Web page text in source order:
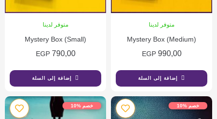
متوفر لدينا
Mystery Box (Medium)
990,00
EGP
إضافة إلى السلة
متوفر لدينا
Mystery Box (Small)
790,00
EGP
إضافة إلى السلة
خصم %10 خصم %10